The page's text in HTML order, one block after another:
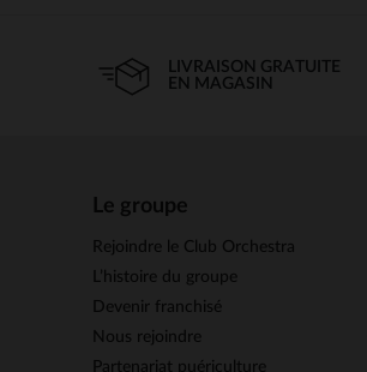
LIVRAISON GRATUITE
EN MAGASIN
Le groupe
Rejoindre le Club Orchestra
L’histoire du groupe
Devenir franchisé
Nous rejoindre
Partenariat puériculture